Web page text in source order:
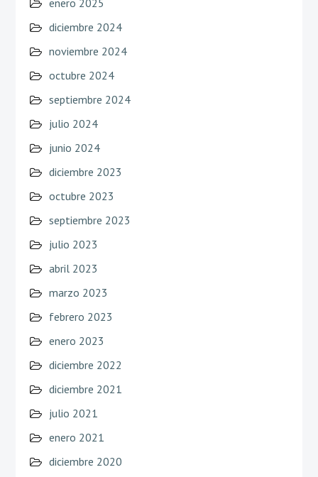
diciembre 2024
noviembre 2024
octubre 2024
septiembre 2024
julio 2024
junio 2024
diciembre 2023
octubre 2023
septiembre 2023
julio 2023
abril 2023
marzo 2023
febrero 2023
enero 2023
diciembre 2022
diciembre 2021
julio 2021
enero 2021
diciembre 2020